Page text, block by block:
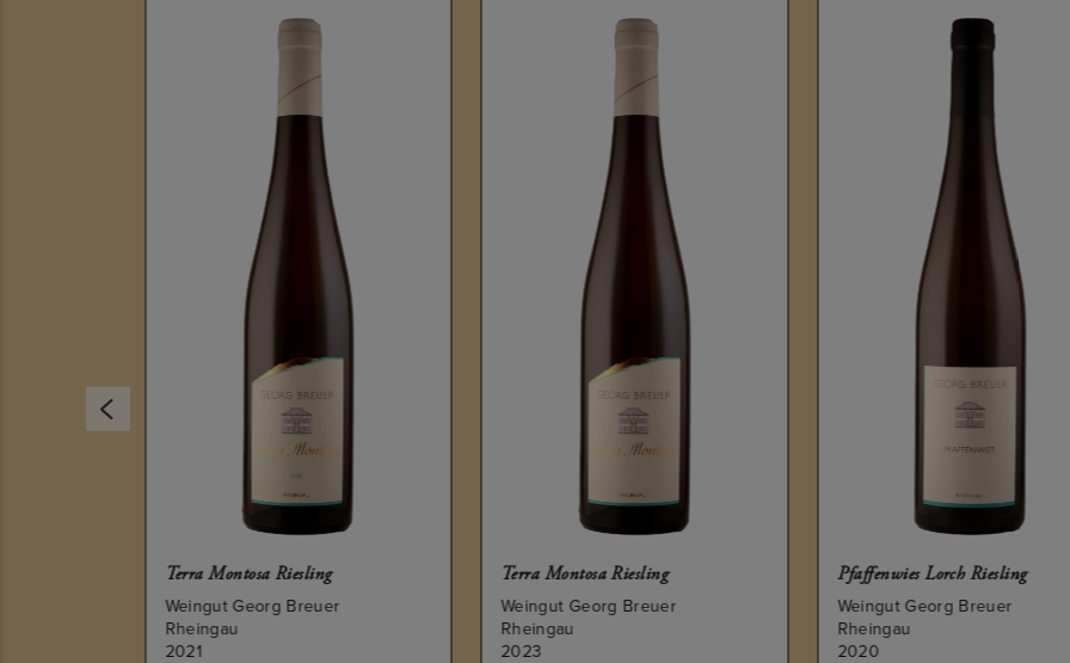
Terra Montosa Riesling
Weingut Georg Breuer
Rheingau
2021
Terra Montosa Riesling
Weingut Georg Breuer
Rheingau
2023
Pfaffenwies Lorch Riesling
Weingut Georg Breuer
Rheingau
2020